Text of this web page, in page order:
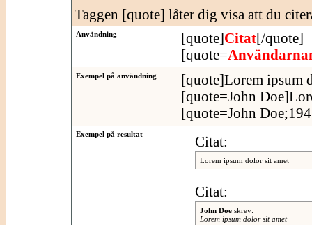
Taggen [quote] låter dig visa att du
Användning [quote]Citat[/quote]
[quote=
Exempel på användning
[quote]Lorem ipsum
[quote=John
[quote=John
Exempel på resultat Citat:
Lorem ipsum dolor sit amet
Citat:
John Doeskrev:
Lorem ipsum dolor sit amet